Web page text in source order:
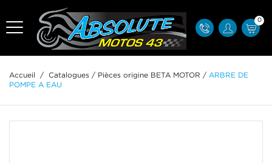
0
Accueil / Catalogues / Pièces origine BETA MOTOR / ARBRE DE
POMPE A EAU